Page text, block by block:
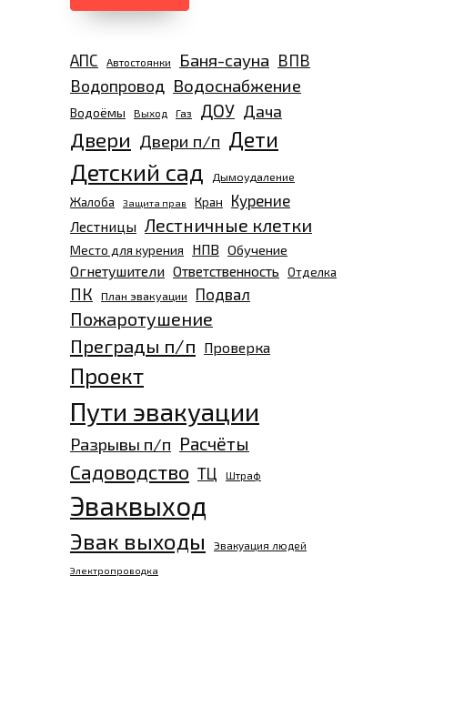
АПС Автостоянки Баня-сауна ВПВ
Водопровод Водоснабжение
Водоёмы Выход Газ ДОУ Дача
Двери Двери п/п Дети
Детский сад Дымоудаление
Жалоба Защита прав Кран Курение
Лестницы Лестничные клетки
Место для курения НПВ Обучение
Огнетушители Ответственность Отделка
ПК План эвакуации Подвал
Пожаротушение
Преграды п/п Проверка
Проект
Пути эвакуации
Разрывы п/п Расчёты
Садоводство ТЦ Штраф
Эваквыход
Эвак выходы Эвакуация людей
Электропроводка